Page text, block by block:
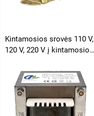
Kintamosios srovės 110 V,
120 V, 220 V į kintamosios
V, 24 V vienfazis EI
transformatorius